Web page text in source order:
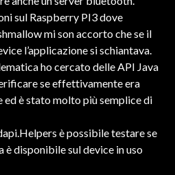
sul Raspberry PI3 dove
mi son accorto che se il
l’applicazione si schiantava.
ho cercato delle API Java
se effettivamente era
è stato molto più semplice di
è possibile testare se
disponibile sul device in uso